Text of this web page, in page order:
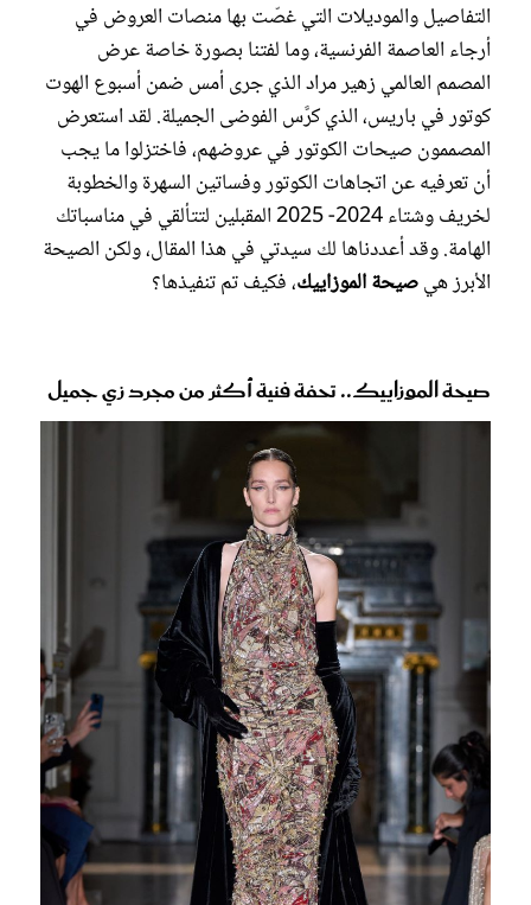
التفاصيل والموديلات التي غصّت بها منصات العروض في
أرجاء العاصمة الفرنسية، وما لفتنا بصورة خاصة عرض
المصمم العالمي زهير مراد الذي جرى أمس ضمن أسبوع الهوت
كوتور في باريس، الذي كرَّس الفوضى الجميلة. لقد استعرض
المصممون صيحات الكوتور في عروضهم، فاختزلوا ما يجب
أن تعرفيه عن اتجاهات الكوتور وفساتين السهرة والخطوبة
لخريف وشتاء 2024- 2025 المقبلين لتتألقي في مناسباتك
الهامة. وقد أعددناها لك سيدتي في هذا المقال، ولكن الصيحة
الأبرز هيصيحة الموزاييك، فكيف تم تنفيذها؟
صيحة الموزاييك.. تحفة فنية أكثر من مجرد زي جميل
مجلة سيدتي
غلاف رفمي